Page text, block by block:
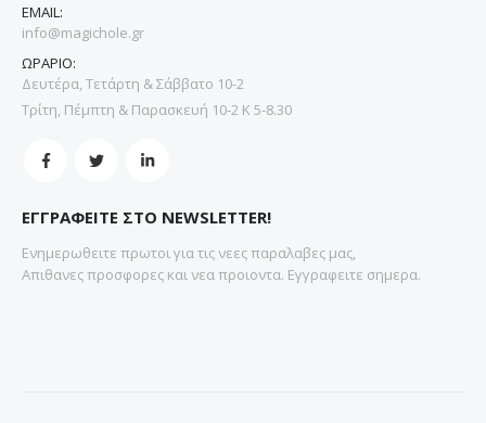
EMAIL:
info@magichole.gr
ΩΡΑΡΙΟ:
Δευτέρα, Τετάρτη & Σάββατο 10-2
Τρίτη, Πέμπτη & Παρασκευή 10-2 Κ 5-8.30
ΕΓΓΡΑΦΕΙΤΕ ΣΤΟ NEWSLETTER!
Ενημερωθειτε πρωτοι για τις νεες παραλαβες μας,
Απιθανες προσφορες και νεα προιοντα. Εγγραφειτε σημερα.